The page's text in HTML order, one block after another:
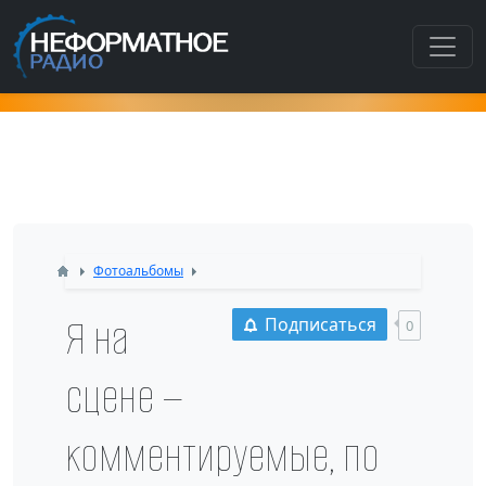
Как попасть в этот раздел???
Фотоальбомы
Подписаться 0
Я на
сцене —
комментируемые, по